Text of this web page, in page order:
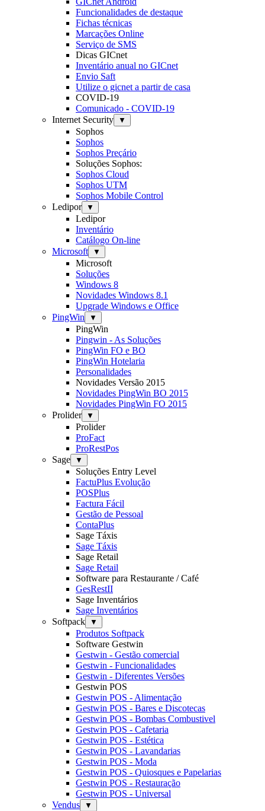
Funcionalidades de destaque
Fichas técnicas
Marcações Online
Serviço de SMS
Dicas GICnet
Inventário anual no GICnet
Envio Saft
Utilize o gicnet a partir de casa
COVID-19
Comunicado - COVID-19
Internet Security
▼
Sophos
Sophos
Sophos Preçário
Soluções Sophos:
Sophos Cloud
Sophos UTM
Sophos Mobile Control
Ledipor
▼
Ledipor
Inventário
Catálogo On-line
Microsoft
▼
Microsoft
Soluções
Windows 8
Novidades Windows 8.1
Upgrade Windows e Office
PingWin
▼
PingWin
Pingwin - As Soluções
PingWin FO e BO
PingWin Hotelaria
Personalidades
Novidades Versão 2015
Novidades PingWin BO 2015
Novidades PingWin FO 2015
Prolider
▼
Prolider
ProFact
ProRestPos
Sage
▼
Soluções Entry Level
FactuPlus Evolução
POSPlus
Factura Fácil
Gestão de Pessoal
ContaPlus
Sage Táxis
Sage Táxis
Sage Retail
Sage Retail
Software para Restaurante / Café
GesRestII
Sage Inventários
Sage Inventários
Softpack
▼
Produtos Softpack
Software Gestwin
Gestwin - Gestão comercial
Gestwin - Funcionalidades
Gestwin - Diferentes Versões
Gestwin POS
Gestwin POS - Alimentação
Gestwin POS - Bares e Discotecas
Gestwin POS - Bombas Combustivel
Gestwin POS - Cafetaria
Gestwin POS - Estética
Gestwin POS - Lavandarias
Gestwin POS - Moda
Gestwin POS - Quiosques e Papelarias
Gestwin POS - Restauração
Gestwin POS - Universal
Vendus
▼